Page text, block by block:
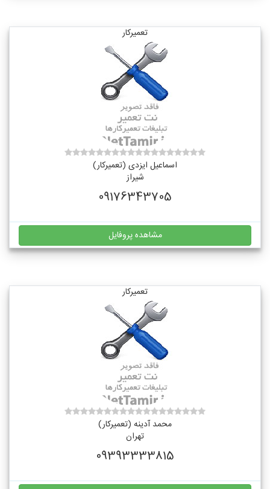
تعمیرکار
اسماعیل ایزدی (تعمیرکار)
شیراز
09176343705
مشاهده پروفایل
تعمیرکار
محمد آدینه (تعمیرکار)
تهران
09393333815